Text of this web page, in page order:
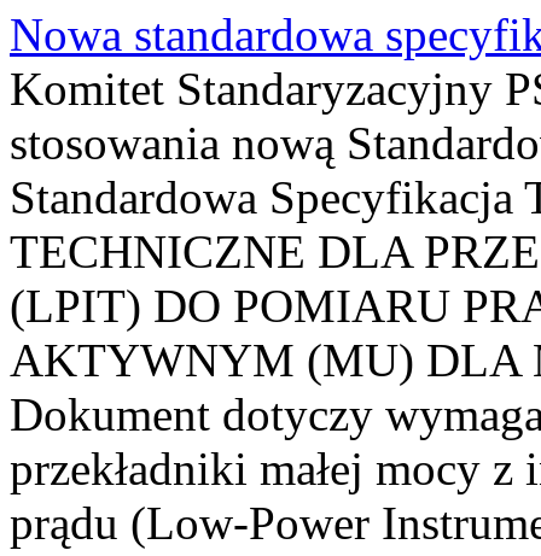
Nowa standardowa
Komitet Standaryzacyjny
stosowania nową
Standardowa
TECHNICZNE DLA
(LPIT) DO POMIARU
AKTYWNYM (MU) DLA
Dokument dotyczy
przekładniki małej mocy
prądu (Low-Power